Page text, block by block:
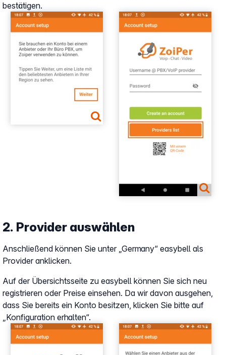
Show larger version Show larger version
bestätigen.
Show larger version Show larger version
2. Provider auswählen
Anschließend können Sie unter „Germany“ easybell als
Provider anklicken.
Auf der Übersichtsseite zu easybell können Sie sich neu
registrieren oder Preise einsehen. Da wir davon ausgehen,
dass Sie bereits ein Konto besitzen, klicken Sie bitte auf
„Konfiguration erhalten“.